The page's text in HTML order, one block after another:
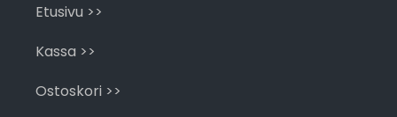
Etusivu >>
Kassa >>
Ostoskori >>